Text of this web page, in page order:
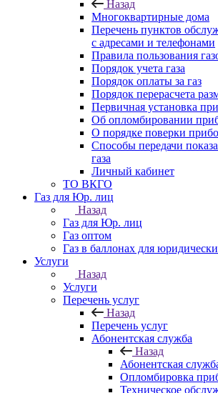
Назад
Многоквартирные дома
Перечень пунктов
с адресами и телефонами
Правила пользования
Порядок учета газа
Порядок оплаты за газ
Порядок перерасчета
Первичная установка
Об опломбировании
О порядке поверки
Способы передачи
газа
Личный кабинет
ТО ВКГО
Газ для Юр. лиц
Назад
Газ для Юр. лиц
Газ оптом
Газ в баллонах для
Услуги
Назад
Услуги
Перечень услуг
Назад
Перечень услуг
Абонентская служба
Назад
Абонентская
Опломбировка
Техническое